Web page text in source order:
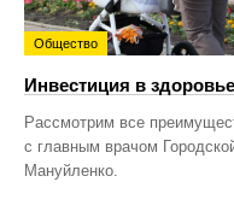
Общество
Инвестиция в
Рассмотрим все
с главным врачом
Мануйленко.